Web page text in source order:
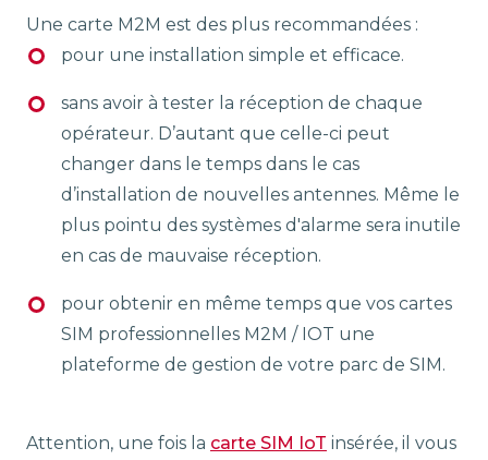
Une carte M2M est des plus recommandées :
pour une installation simple et efficace.
sans avoir à tester la réception de chaque
opérateur. D’autant que celle-ci peut
changer dans le temps dans le cas
d’installation de nouvelles antennes. Même le
plus pointu des systèmes d'alarme sera inutile
en cas de mauvaise réception.
pour obtenir en même temps que vos cartes
SIM professionnelles M2M / IOT une
plateforme de gestion de votre parc de SIM.
Attention, une fois la carte SIM IoT insérée, il vous